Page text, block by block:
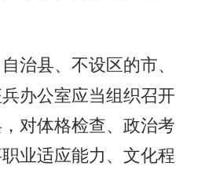
治县、不设区的市、
办公室应当组织召开
对体格检查、政治考
业适应能力、文化程